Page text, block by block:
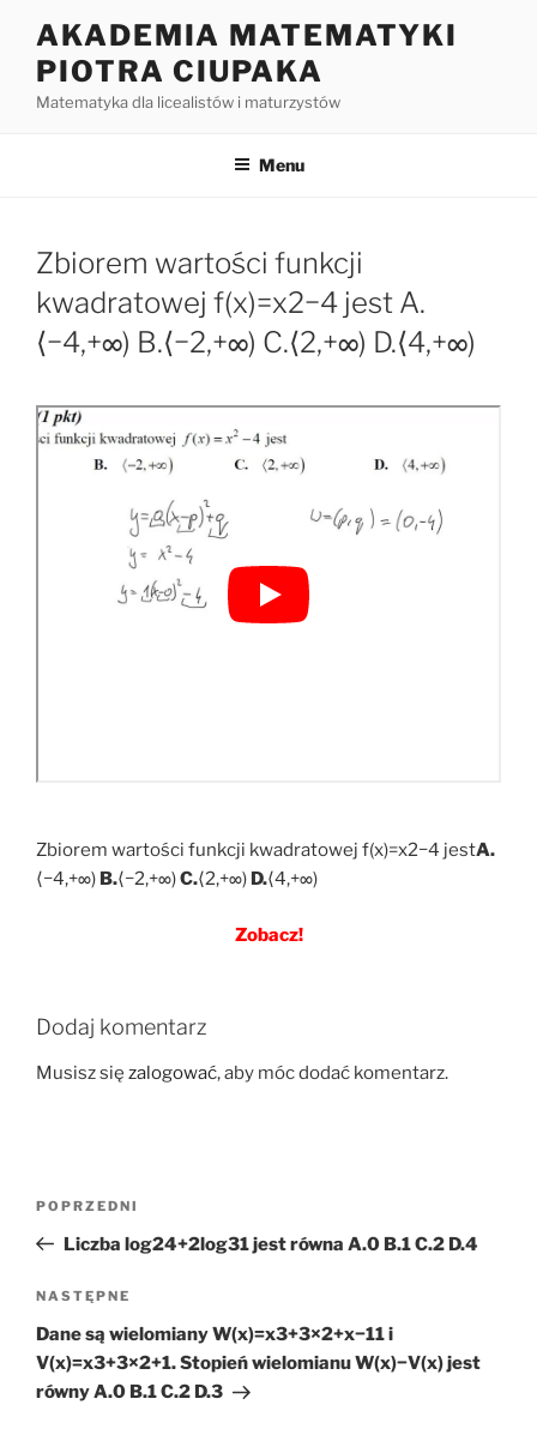
treści
AKADEMIA MATEMATYKI
PIOTRA CIUPAKA
Matematyka dla licealistów i maturzystów
Menu
Zbiorem wartości funkcji
kwadratowej f(x)=x2−4 jest A.
⟨−4,+∞) B.⟨−2,+∞) C.⟨2,+∞) D.⟨4,+∞)
Zbiorem wartości funkcji kwadratowej f(x)=x2−4 jestA.
⟨−4,+∞) B.⟨−2,+∞)C.⟨2,+∞) D.⟨4,+∞)
Zobacz!
Dodaj komentarz
Musisz się zalogować, aby móc dodać komentarz.
Poprzedni
wpis
POPRZEDNI
Liczba log24+2log31 jest równa A.0 B.1 C.2 D.4
Następny
wpis
NASTĘPNE
Dane są wielomiany W(x)=x3+3×2+x−11 i
V(x)=x3+3×2+1. Stopień wielomianu W(x)−V(x) jest
równy A.0 B.1 C.2 D.3